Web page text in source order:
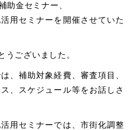
助金セミナー、
用セミナーを開催させていた
うございました。
、補助対象経費、審査項目、
、スケジュール等をお話しさ
用セミナーでは、市街化調整